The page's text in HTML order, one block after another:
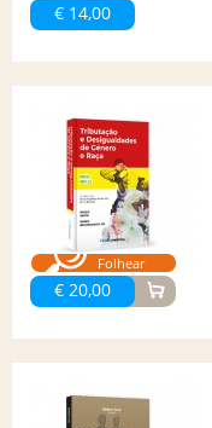
€ 14,00
Folhear
€ 20,00